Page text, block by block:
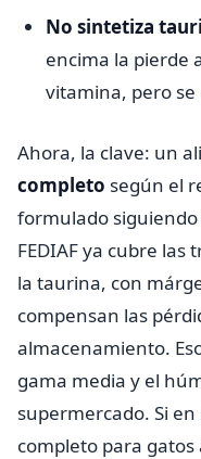
No sintetiza
encima la pierde
vitamina, pero
Ahora, la clave: un
completo según el
formulado siguiendo
FEDIAF ya cubre
la taurina, con
compensan las
almacenamiento.
gama media y el
supermercado. Si
completo para